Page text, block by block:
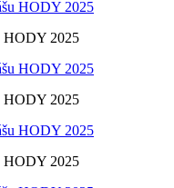
HODY 2025
HODY 2025
HODY 2025